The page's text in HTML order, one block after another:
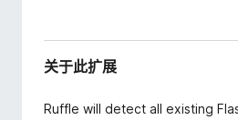
关于此扩展
Ruffle will detect all existing